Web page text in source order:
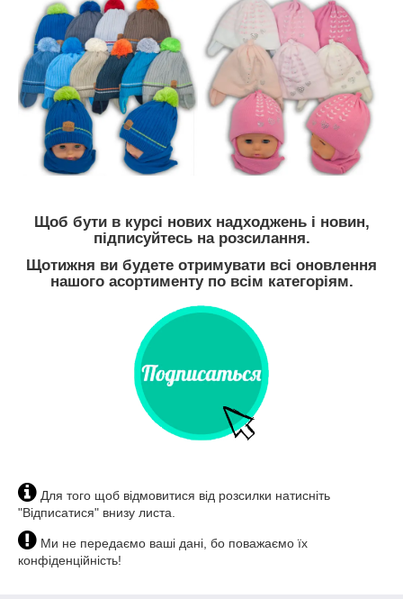
Щоб бути в курсі нових надходжень і новин,
підписуйтесь на розсилання.
Щотижня ви будете отримувати всі оновлення
нашого асортименту по всім категоріям.
Для того щоб відмовитися від розсилки натисніть
"Відписатися" внизу листа.
Ми не передаємо ваші дані, бо поважаємо їх
конфіденційність!